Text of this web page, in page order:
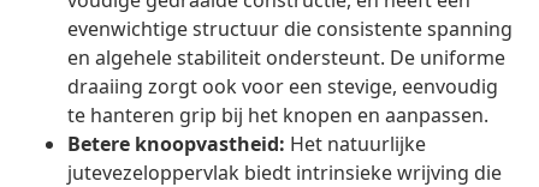
evenwichtige structuur die consistente spanning
en algehele stabiliteit ondersteunt. De uniforme
draaiing zorgt ook voor een stevige, eenvoudig
te hanteren grip bij het knopen en aanpassen.
Betere knoopvastheid: Het natuurlijke
jutevezeloppervlak biedt intrinsieke wrijving die